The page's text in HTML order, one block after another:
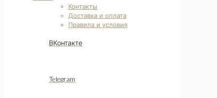
Контакты
Доставка и оплата
Правила и условия
ВКонтакте
Telegram